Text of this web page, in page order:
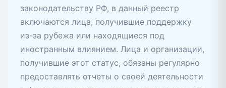
законодательству РФ, в данный реестр
включаются лица, получившие поддержку
из-за рубежа или находящиеся под
иностранным влиянием. Лица и организации,
получившие этот статус, обязаны регулярно
предоставлять отчеты о своей деятельности